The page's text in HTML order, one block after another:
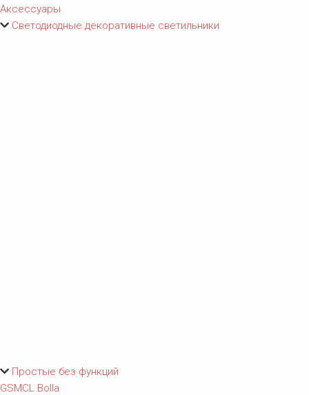
Аксессуары
Светодиодные декоративные светильники
Простые без функций
GSMCL Bolla